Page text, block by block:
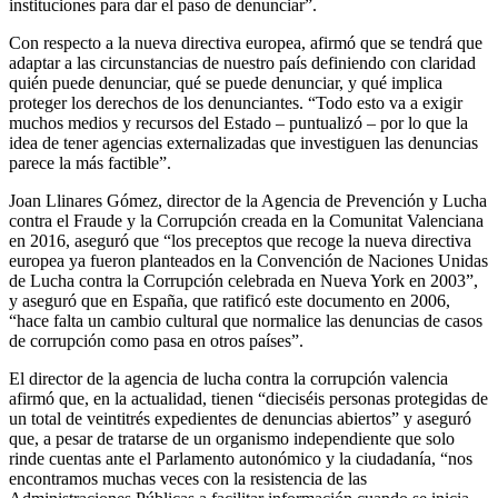
instituciones para dar el paso de denunciar”.
Con respecto a la nueva directiva europea, afirmó que se tendrá que
adaptar a las circunstancias de nuestro país definiendo con claridad
quién puede denunciar, qué se puede denunciar, y qué implica
proteger los derechos de los denunciantes. “Todo esto va a exigir
muchos medios y recursos del Estado – puntualizó – por lo que la
idea de tener agencias externalizadas que investiguen las denuncias
parece la más factible”.
Joan Llinares Gómez, director de la Agencia de Prevención y Lucha
contra el Fraude y la Corrupción creada en la Comunitat Valenciana
en 2016, aseguró que “los preceptos que recoge la nueva directiva
europea ya fueron planteados en la Convención de Naciones Unidas
de Lucha contra la Corrupción celebrada en Nueva York en 2003”,
y aseguró que en España, que ratificó este documento en 2006,
“hace falta un cambio cultural que normalice las denuncias de casos
de corrupción como pasa en otros países”.
El director de la agencia de lucha contra la corrupción valencia
afirmó que, en la actualidad, tienen “dieciséis personas protegidas de
un total de veintitrés expedientes de denuncias abiertos” y aseguró
que, a pesar de tratarse de un organismo independiente que solo
rinde cuentas ante el Parlamento autonómico y la ciudadanía, “nos
encontramos muchas veces con la resistencia de las